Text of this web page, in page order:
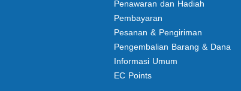
Penawaran dan Hadiah
Pembayaran
Pesanan & Pengiriman
Pengembalian Barang & Dana
Informasi Umum
EC Points